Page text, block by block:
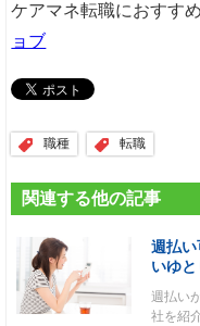
ケアマネ転職におすす
ョブ
職種 転職
関連する他の記事
週払
いゆ
週払い
社を紹